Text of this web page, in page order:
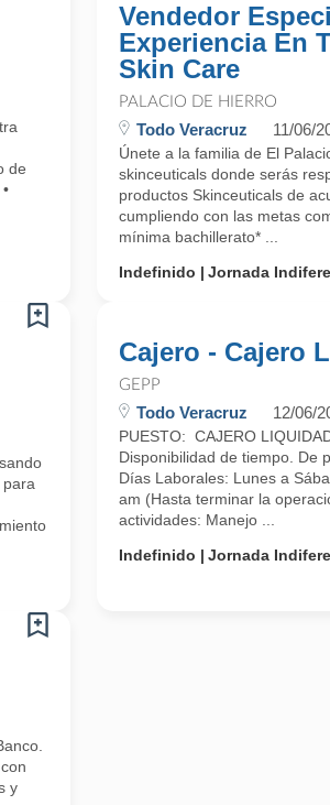
de
Vendedor
Experiencia En
Skin Care
PALACIO DE HIERRO
Todo Veracruz 11/06/
Únete a la familia de El
skinceuticals donde serás
productos Skinceuticals de
cumpliendo con las metas
mínima bachillerato* ...
Indefinido
Jornada
Cajero - Cajero
GEPP
Todo Veracruz 12/06/
PUESTO: CAJERO
Disponibilidad de tiempo. De
Días Laborales: Lunes a
am (Hasta terminar la
actividades: Manejo ...
Indefinido
Jornada
y